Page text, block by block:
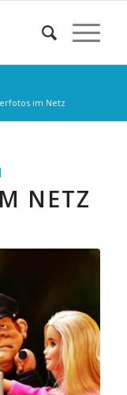
im Netz
NETZ